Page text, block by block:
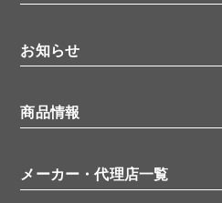
タンパク質検索
ELISA/ELISpot検索
品番検索
お知らせ
無料サンプル
ウェビナー （オンラインセミナー）
学会・展示スケジュール
商品情報
抗体
メーカー・代理店一覧